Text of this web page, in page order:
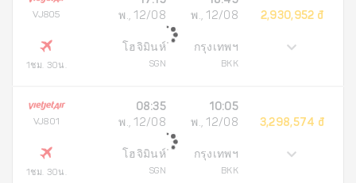
VJ805
1ชม. 30น.
พ., 12/08
โฮจิมินห์
SGN
พ., 12/08
กรุงเทพฯ
BKK
2,930,952 đ
VJ801
1ชม. 30น.
08:35
พ., 12/08
โฮจิมินห์
SGN
10:05
พ., 12/08
กรุงเทพฯ
BKK
3,298,574 đ